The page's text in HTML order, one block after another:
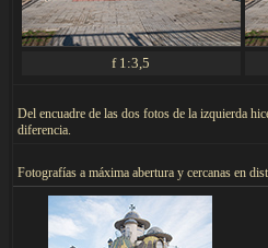
f 1:3,5
Del encuadre de las dos fotos de la izquierda
diferencia.
Fotografías a máxima abertura y cercanas en